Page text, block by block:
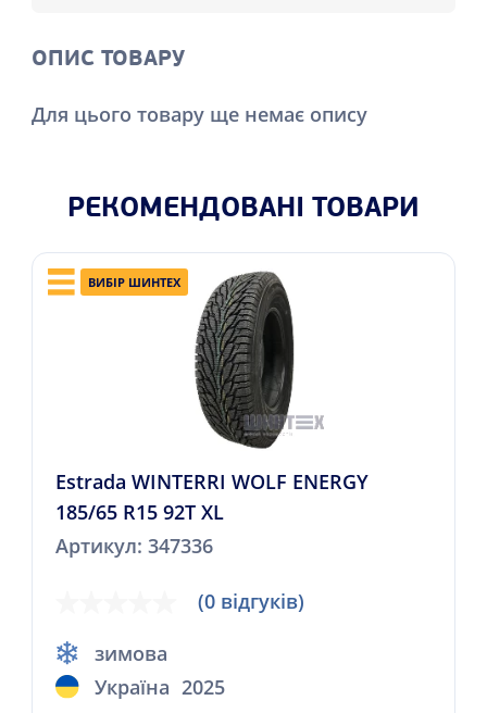
ОПИС ТОВАРУ
Для цього товару ще немає опису
РЕКОМЕНДОВАНІ ТОВАРИ
ВИБІР ШИНТЕХ
Estrada WINTERRI WOLF ENERGY
185/65 R15 92T XL
Артикул: 347336
(0 відгуків)
зимова
Україна 2025